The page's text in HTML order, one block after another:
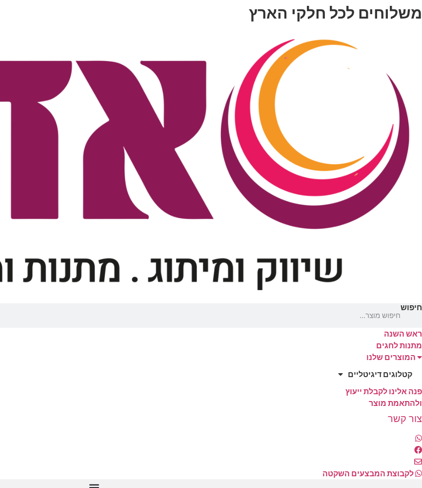
דלג
לתוכן
משלוחים לכל חלקי הארץ
חיפוש
ראש השנה
מתנות לחגים
המוצרים שלנו
קטלוגים דיגיטליים
פנה אלינו לקבלת ייעוץ
ולהתאמת מוצר
צור קשר
לקבוצת המבצעים השקטה